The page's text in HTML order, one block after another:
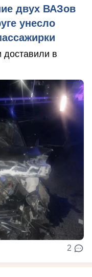
двух ВАЗов
унесло
доставили в
2